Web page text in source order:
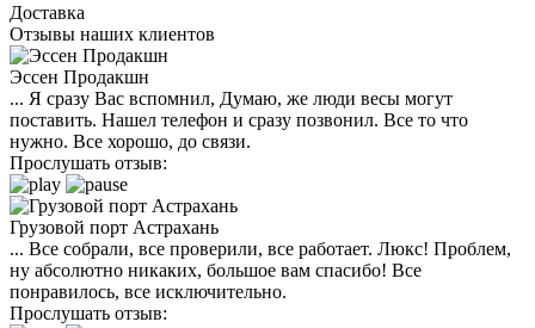
Доставка
Отзывы наших клиентов
Эссен Продакшн
... Я сразу Вас вспомнил, Думаю, же люди весы могут
поставить. Нашел телефон и сразу позвонил. Все то что
нужно. Все хорошо, до связи.
Прослушать отзыв:
Грузовой порт Астрахань
... Все собрали, все проверили, все работает. Люкс! Проблем,
ну абсолютно никаких, большое вам спасибо! Все
понравилось, все исключительно.
Прослушать отзыв: